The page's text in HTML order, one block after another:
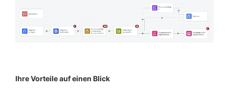
Ihre Vorteile auf einen Blick